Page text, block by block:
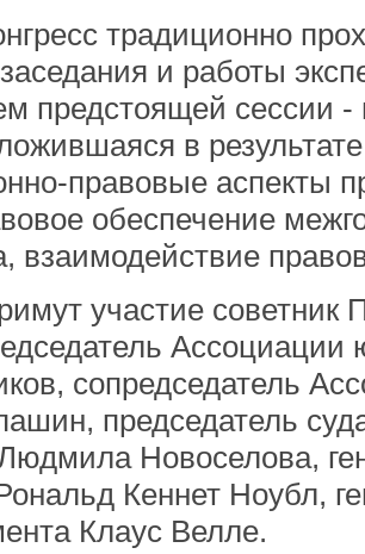
традиционно
и работы
предстоящей сессии
в
правовые аспекты
обеспечение
взаимодействие
участие
сопредседатель
председатель
Новоселова,
Кеннет Ноубл,
Клаус Велле.